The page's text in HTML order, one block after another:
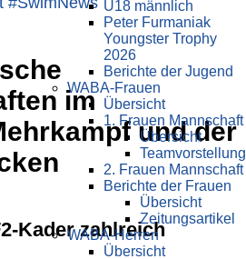
U18 männlich
Peter Furmaniak
Youngster Trophy
2026
Berichte der Jugend
WABA-Frauen
Übersicht
1. Frauen Mannschaft
Übersicht
Teamvorstellung
2. Frauen Mannschaft
Berichte der Frauen
Übersicht
Zeitungsartikel
WABA-Herren
Übersicht
im
und der
Kader zahlreich